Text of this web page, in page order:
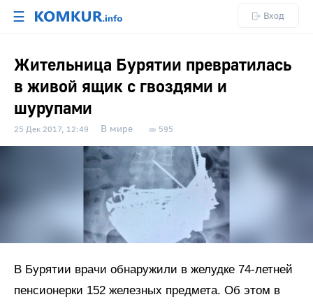
☰ Вход
Жительница Бурятии превратилась
в живой ящик с гвоздями и
шурупами
25 Дек 2017, 12:49 В мире 595
В Бурятии врачи обнаружили в желудке 74-летней
пенсионерки 152 железных предмета. Об этом в